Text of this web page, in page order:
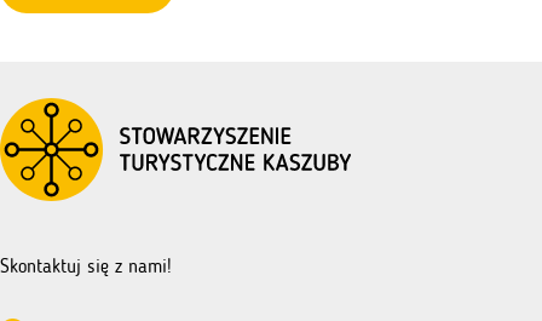
Szkolenia
się
o
Skontaktuj się z nami!